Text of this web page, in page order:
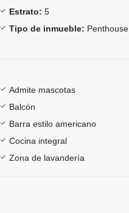
Estrato: 5
Tipo de inmueble: Penthouse
Admite mascotas
Balcón
Barra estilo americano
Cocina integral
Zona de lavandería